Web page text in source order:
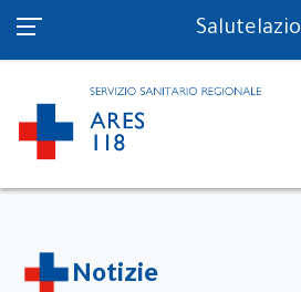
PS in tempo reale Salutelazio
Notizie